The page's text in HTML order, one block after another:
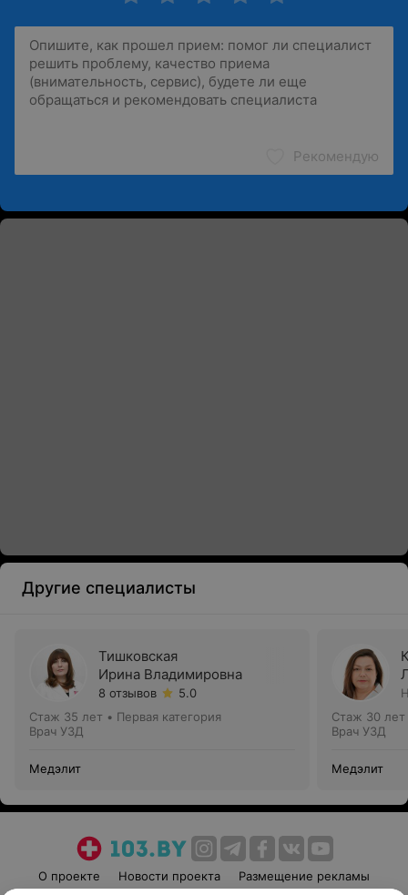
Рекомендую
Другие специалисты
Тишковская
Ирина Владимировна
8 отзывов
5.0
Стаж 35 лет • Первая категория
Врач УЗД
Медэлит
Стаж 30 лет
Врач УЗД
Медэлит
О проекте Новости проекта
Размещение рекламы